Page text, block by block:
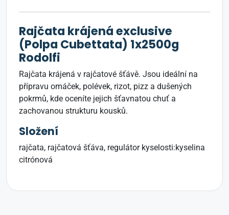
Rajčata krájená exclusive
(Polpa Cubettata) 1x2500g
Rodolfi
Rajčata krájená v rajčatové šťávě. Jsou ideální na
přípravu omáček, polévek, rizot, pizz a dušených
pokrmů, kde oceníte jejich šťavnatou chuť a
zachovanou strukturu kousků.
Složení
rajčata, rajčatová šťáva, regulátor kyselosti:kyselina
citrónová